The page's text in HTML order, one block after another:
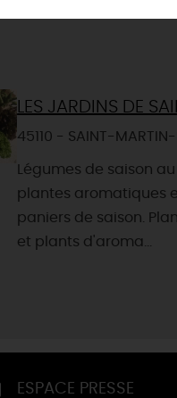
LES JARDINS DE
45110 - SAINT-
Légumes de saison
plantes aromatiques
paniers de saison.
et plants d'aroma...
ESPACE PRESSE